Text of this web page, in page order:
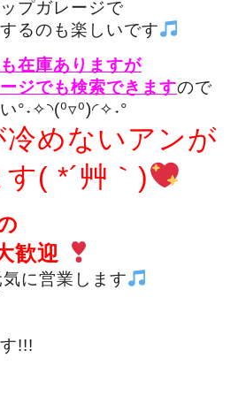
プガレージで
るのも楽しいです
在庫ありますが
ジでも検索できますので
°˖✧◝(⁰▿⁰)◜✧˖°
めないアンが
( *´艸｀)
歓迎
に営業します
!!!